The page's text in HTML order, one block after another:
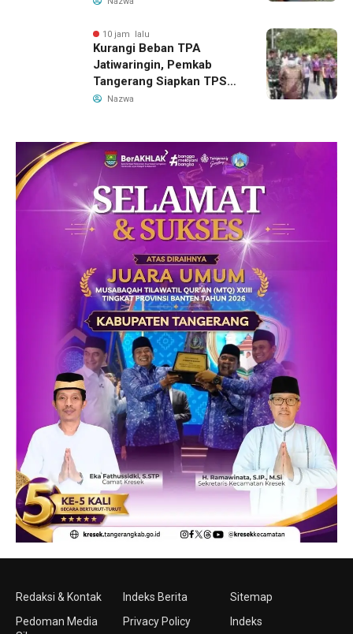
10 jam lalu
Kurangi Beban TPA
Jatiwaringin, Pemkab
Tangerang Siapkan TPS3R
Baru di Tigaraksa
Nazwa
Redaksi & Kontak
Pedoman Media
Indeks Berita
Privacy Policy
Sitemap
Indeks